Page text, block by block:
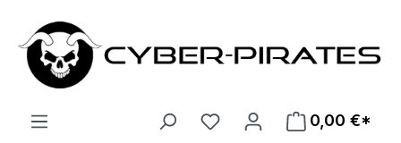
Zum Hauptinhalt springen
0,00 €*